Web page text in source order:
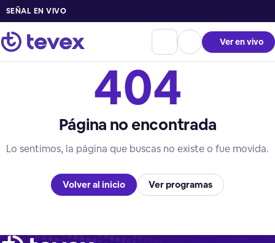
SEÑAL EN VIVO
Ver en vivo
404
Página no encontrada
Lo sentimos, la página que buscas no existe o fue movida.
Volver al inicio Ver programas